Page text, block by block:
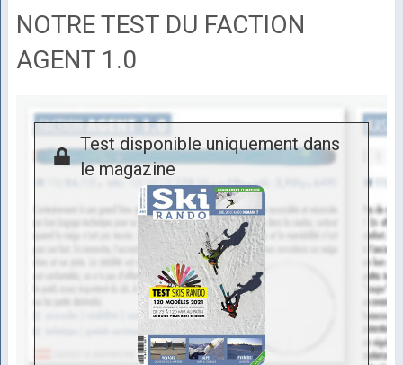
NOTRE TEST DU FACTION
AGENT 1.0
Test disponible uniquement dans
le magazine